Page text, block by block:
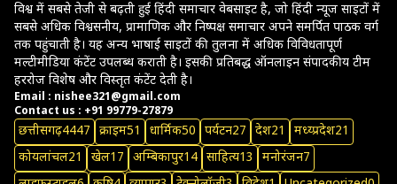
विश्व में सबसे तेजी से बढ़ती हुई हिंदी समाचार वेबसाइट है, जो हिंदी न्यूज साइटों में
सबसे अधिक विश्वसनीय, प्रामाणिक और निष्पक्ष समाचार अपने समर्पित पाठक वर्ग
तक पहुंचाती है। यह अन्य भाषाई साइटों की तुलना में अधिक विविधतापूर्ण
मल्टीमीडिया कंटेंट उपलब्ध कराती है। इसकी प्रतिबद्ध ऑनलाइन संपादकीय टीम
हररोज विशेष और विस्तृत कंटेंट देती है।
Email : nishee321@gmail.com
Contact us : +91 99779-27879
छत्तीसगढ़4447 क्राइम51 धार्मिक50 पर्यटन27 देश21 मध्य्प्रदेश21
कोयलांचल21 खेल17 अम्बिकापुर14 साहित्य13 मनोरंजन7